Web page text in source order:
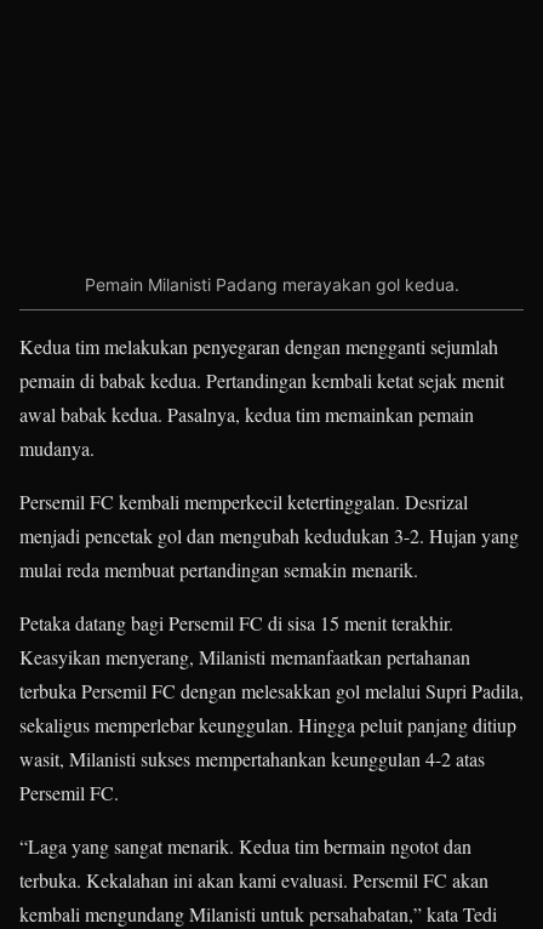
Pemain Milanisti Padang merayakan gol kedua.
Kedua tim melakukan penyegaran dengan mengganti sejumlah
pemain di babak kedua. Pertandingan kembali ketat sejak menit
awal babak kedua. Pasalnya, kedua tim memainkan pemain
mudanya.
Persemil FC kembali memperkecil ketertinggalan. Desrizal
menjadi pencetak gol dan mengubah kedudukan 3-2. Hujan yang
mulai reda membuat pertandingan semakin menarik.
Petaka datang bagi Persemil FC di sisa 15 menit terakhir.
Keasyikan menyerang, Milanisti memanfaatkan pertahanan
terbuka Persemil FC dengan melesakkan gol melalui Supri Padila,
sekaligus memperlebar keunggulan. Hingga peluit panjang ditiup
wasit, Milanisti sukses mempertahankan keunggulan 4-2 atas
Persemil FC.
“Laga yang sangat menarik. Kedua tim bermain ngotot dan
terbuka. Kekalahan ini akan kami evaluasi. Persemil FC akan
kembali mengundang Milanisti untuk persahabatan,” kata Tedi